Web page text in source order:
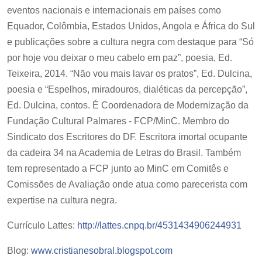
eventos nacionais e internacionais em países como
Equador, Colômbia, Estados Unidos, Angola e África do Sul
e publicações sobre a cultura negra com destaque para “Só
por hoje vou deixar o meu cabelo em paz”, poesia, Ed.
Teixeira, 2014. “Não vou mais lavar os pratos”, Ed. Dulcina,
poesia e “Espelhos, miradouros, dialéticas da percepção”,
Ed. Dulcina, contos. É Coordenadora de Modernização da
Fundação Cultural Palmares - FCP/MinC. Membro do
Sindicato dos Escritores do DF. Escritora imortal ocupante
da cadeira 34 na Academia de Letras do Brasil. Também
tem representado a FCP junto ao MinC em Comitês e
Comissões de Avaliação onde atua como parecerista com
expertise na cultura negra.
Currículo Lattes: http://lattes.cnpq.br/4531434906244931
Blog: www.cristianesobral.blogspot.com